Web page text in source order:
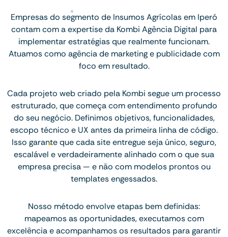
Empresas do segmento de Insumos Agrícolas em Iperó
contam com a expertise da Kombi Agência Digital para
implementar estratégias que realmente funcionam.
Atuamos como agência de marketing e publicidade com
foco em resultado.
Cada projeto web criado pela Kombi segue um processo
estruturado, que começa com entendimento profundo
do seu negócio. Definimos objetivos, funcionalidades,
escopo técnico e UX antes da primeira linha de código.
Isso garante que cada site entregue seja único, seguro,
escalável e verdadeiramente alinhado com o que sua
empresa precisa — e não com modelos prontos ou
templates engessados.
Nosso método envolve etapas bem definidas:
mapeamos as oportunidades, executamos com
excelência e acompanhamos os resultados para garantir